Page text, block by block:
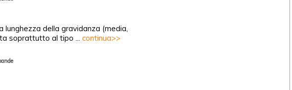
della gravidanza (media,
soprattutto al tipo ... continua>>